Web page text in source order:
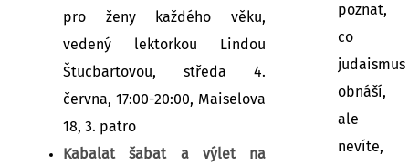
pro ženy každého věku,
vedený lektorkou Lindou
Štucbartovou, středa 4.
června, 17:00-20:00, Maiselova
18, 3. patro
Kabalat šabat a výlet na
poznat,
co
judaismus
obnáší,
ale
nevíte,